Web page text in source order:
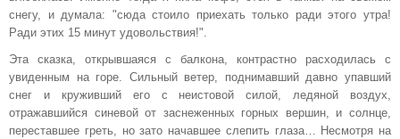
снегу, и думала: "сюда стоило приехать только ради этого утра!
Ради этих 15 минут удовольствия!".
Эта сказка, открывшаяся с балкона, контрастно расходилась с
увиденным на горе. Сильный ветер, поднимавший давно упавший
снег и круживший его с неистовой силой, ледяной воздух,
отражавшийся синевой от заснеженных горных вершин, и солнце,
переставшее греть, но зато начавшее слепить глаза… Несмотря на